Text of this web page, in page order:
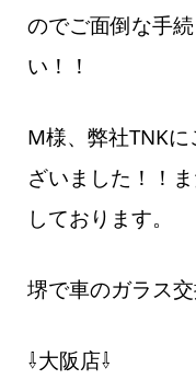
のでご面倒な手
い！！
M様、弊社TNK
ざいました！！
しております。
堺で車のガラス交
⇩大阪店⇩